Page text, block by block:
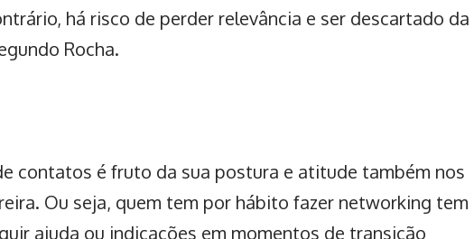
há risco de perder relevância e ser descartado da
Rocha.
contatos é fruto da sua postura e atitude também nos
. Ou seja, quem tem por hábito fazer networking tem
ajuda ou indicações em momentos de transição